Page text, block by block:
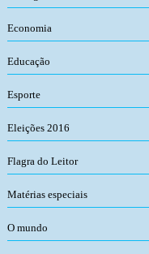
Economia
Educação
Esporte
Eleições 2016
Flagra do Leitor
Matérias especiais
O mundo